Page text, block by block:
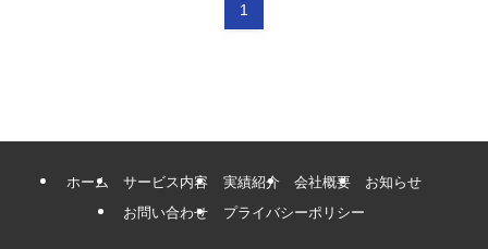
1
ホーム サービス内容 実績紹介 会社概要
お知らせ
お問い合わせ
プライバシーポリシー